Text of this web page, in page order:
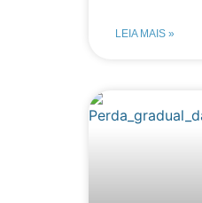
LEIA MAIS »